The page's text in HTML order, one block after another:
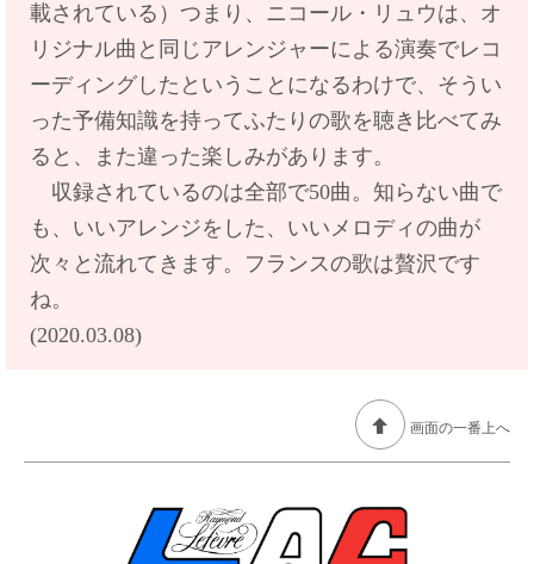
載されている）つまり、 ニコール・リュウは、オ
リジナル曲と同じアレンジャーによる演奏でレコ
ーディングしたということになるわけで、そうい
った予備知識を持ってふたりの歌を聴き比べてみ
ると、また違った楽しみがあります。
収録されているのは全部で50曲。知らない曲で
も、いいアレンジをした、 いいメロディの曲が
次々と流れてきます。フランスの歌は贅沢です
ね。
(2020.03.08)
画面の一番上へ